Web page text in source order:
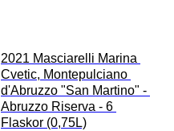
2021 Masciarelli Marina
Cvetic, Montepulciano
d'Abruzzo "San Martino" -
Abruzzo Riserva - 6
Flaskor (0,75L)